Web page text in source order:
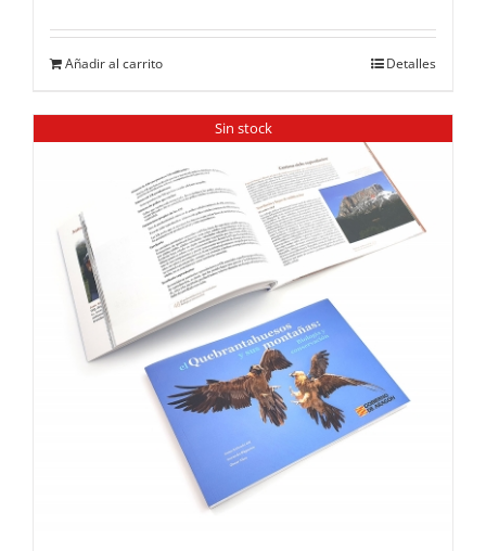
Añadir al carrito Detalles
Sin stock